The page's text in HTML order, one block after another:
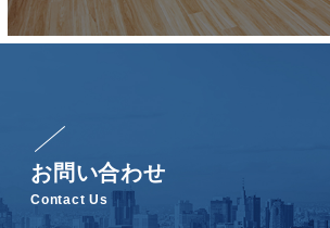
お問い合わせ
Contact Us